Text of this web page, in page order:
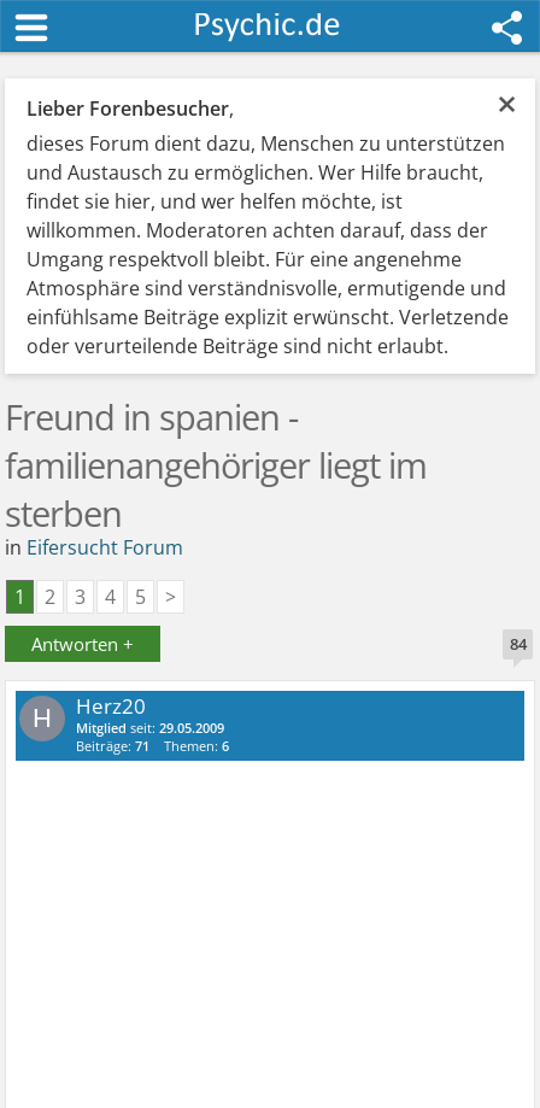
×
Lieber Forenbesucher,
dieses Forum dient dazu, Menschen zu unterstützen
und Austausch zu ermöglichen. Wer Hilfe braucht,
findet sie hier, und wer helfen möchte, ist
willkommen. Moderatoren achten darauf, dass der
Umgang respektvoll bleibt. Für eine angenehme
Atmosphäre sind verständnisvolle, ermutigende und
einfühlsame Beiträge explizit erwünscht. Verletzende
oder verurteilende Beiträge sind nicht erlaubt.
Freund in spanien -
familienangehöriger liegt im
sterben
in Eifersucht Forum
1
2 3 4 5 >
Antworten + 84
H Herz20
Mitglied seit:29.05.2009
Beiträge:71 Themen:6